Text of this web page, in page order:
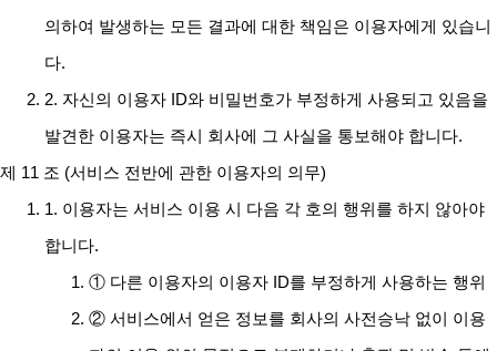
의하여 발생하는 모든 결과에 대한 책임은 이용자에게 있습니
다.
2. 자신의 이용자 ID와 비밀번호가 부정하게 사용되고 있음을
발견한 이용자는 즉시 회사에 그 사실을 통보해야 합니다.
제 11 조 (서비스 전반에 관한 이용자의 의무)
1. 이용자는 서비스 이용 시 다음 각 호의 행위를 하지 않아야
합니다.
① 다른 이용자의 이용자 ID를 부정하게 사용하는 행위
② 서비스에서 얻은 정보를 회사의 사전승낙 없이 이용